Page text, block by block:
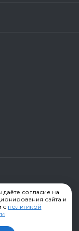
2019-2026,
согласие на
сайта и
с политикой